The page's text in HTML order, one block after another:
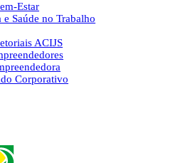
Estar
e Saúde no Trabalho
ACIJS
Corporativo